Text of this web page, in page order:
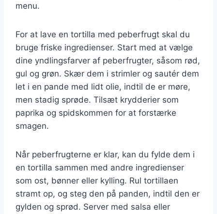
menu.
For at lave en tortilla med peberfrugt skal du
bruge friske ingredienser. Start med at vælge
dine yndlingsfarver af peberfrugter, såsom rød,
gul og grøn. Skær dem i strimler og sautér dem
let i en pande med lidt olie, indtil de er møre,
men stadig sprøde. Tilsæt krydderier som
paprika og spidskommen for at forstærke
smagen.
Når peberfrugterne er klar, kan du fylde dem i
en tortilla sammen med andre ingredienser
som ost, bønner eller kylling. Rul tortillaen
stramt op, og steg den på panden, indtil den er
gylden og sprød. Server med salsa eller